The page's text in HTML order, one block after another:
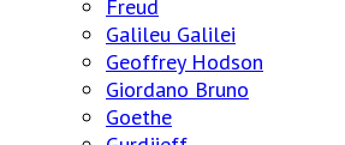
Freud
Galileu Galilei
Geoffrey Hodson
Giordano Bruno
Goethe